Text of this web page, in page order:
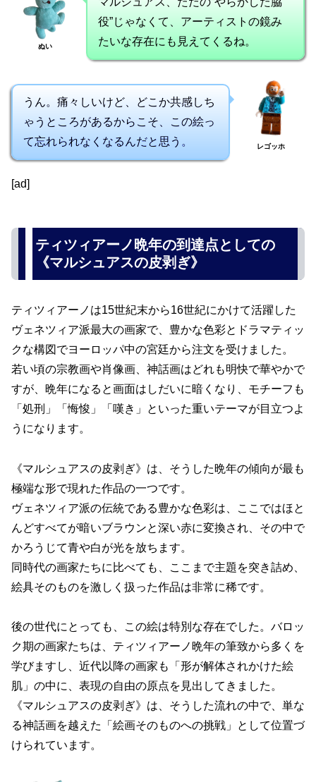
ぬい
役”じゃなくて、アーティストの鏡み
たいな存在にも見えてくるね。
うん。痛々しいけど、どこか共感しち
ゃうところがあるからこそ、この絵っ
て忘れられなくなるんだと思う。
レゴッホ
[ad]
ティツィアーノ晩年の到達点としての
《マルシュアスの皮剥ぎ》
ティツィアーノは15世紀末から16世紀にかけて活躍した
ヴェネツィア派最大の画家で、豊かな色彩とドラマティッ
クな構図でヨーロッパ中の宮廷から注文を受けました。
若い頃の宗教画や肖像画、神話画はどれも明快で華やかで
すが、晩年になると画面はしだいに暗くなり、モチーフも
「処刑」「悔悛」「嘆き」といった重いテーマが目立つよ
うになります。
《マルシュアスの皮剥ぎ》は、そうした晩年の傾向が最も
極端な形で現れた作品の一つです。
ヴェネツィア派の伝統である豊かな色彩は、ここではほと
んどすべてが暗いブラウンと深い赤に変換され、その中で
かろうじて青や白が光を放ちます。
同時代の画家たちに比べても、ここまで主題を突き詰め、
絵具そのものを激しく扱った作品は非常に稀です。
後の世代にとっても、この絵は特別な存在でした。バロッ
ク期の画家たちは、ティツィアーノ晩年の筆致から多くを
学びますし、近代以降の画家も「形が解体されかけた絵
肌」の中に、表現の自由の原点を見出してきました。
《マルシュアスの皮剥ぎ》は、そうした流れの中で、単な
る神話画を越えた「絵画そのものへの挑戦」として位置づ
けられています。